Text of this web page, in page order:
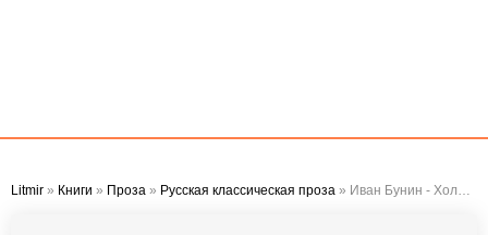
Litmir » Книги » Проза » Русская классическая проза » Иван Бунин - Холодная осень